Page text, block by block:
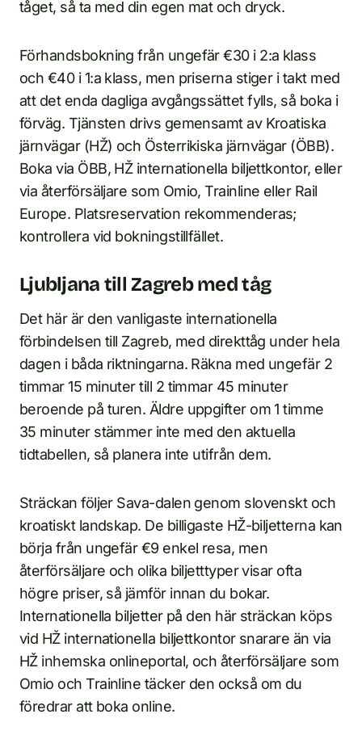
tåget, så ta med din egen mat och dryck.
Förhandsbokning från ungefär €30 i 2:a klass
och €40 i 1:a klass, men priserna stiger i takt med
att det enda dagliga avgångssättet fylls, så boka i
förväg. Tjänsten drivs gemensamt av Kroatiska
järnvägar (HŽ) och Österrikiska järnvägar (ÖBB).
Boka via ÖBB, HŽ internationella biljettkontor, eller
via återförsäljare som Omio, Trainline eller Rail
Europe. Platsreservation rekommenderas;
kontrollera vid bokningstillfället.
Ljubljana till Zagreb med tåg
Det här är den vanligaste internationella
förbindelsen till Zagreb, med direkttåg under hela
dagen i båda riktningarna. Räkna med ungefär 2
timmar 15 minuter till 2 timmar 45 minuter
beroende på turen. Äldre uppgifter om 1 timme
35 minuter stämmer inte med den aktuella
tidtabellen, så planera inte utifrån dem.
Sträckan följer Sava-dalen genom slovenskt och
kroatiskt landskap. De billigaste HŽ-biljetterna kan
börja från ungefär €9 enkel resa, men
återförsäljare och olika biljetttyper visar ofta
högre priser, så jämför innan du bokar.
Internationella biljetter på den här sträckan köps
vid HŽ internationella biljettkontor snarare än via
HŽ inhemska onlineportal, och återförsäljare som
Omio och Trainline täcker den också om du
föredrar att boka online.